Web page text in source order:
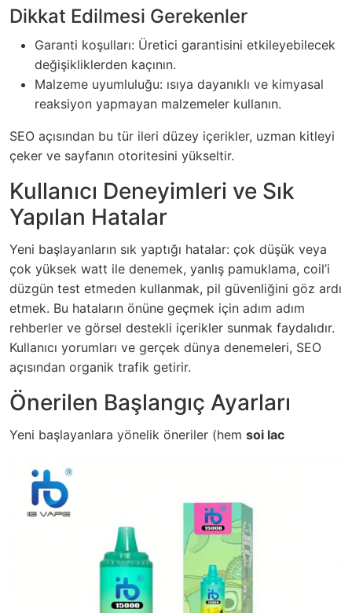
Dikkat Edilmesi Gerekenler
Garanti koşulları: Üretici garantisini etkileyebilecek
değişikliklerden kaçının.
Malzeme uyumluluğu: ısıya dayanıklı ve kimyasal
reaksiyon yapmayan malzemeler kullanın.
SEO açısından bu tür ileri düzey içerikler, uzman kitleyi
çeker ve sayfanın otoritesini yükseltir.
Kullanıcı Deneyimleri ve Sık
Yapılan Hatalar
Yeni başlayanların sık yaptığı hatalar: çok düşük veya
çok yüksek watt ile denemek, yanlış pamuklama, coil’i
düzgün test etmeden kullanmak, pil güvenliğini göz ardı
etmek. Bu hataların önüne geçmek için adım adım
rehberler ve görsel destekli içerikler sunmak faydalıdır.
Kullanıcı yorumları ve gerçek dünya denemeleri, SEO
açısından organik trafik getirir.
Önerilen Başlangıç Ayarları
Yeni başlayanlara yönelik öneriler (hem soi lac